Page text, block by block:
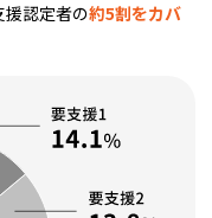
認定者の約5割をカバ